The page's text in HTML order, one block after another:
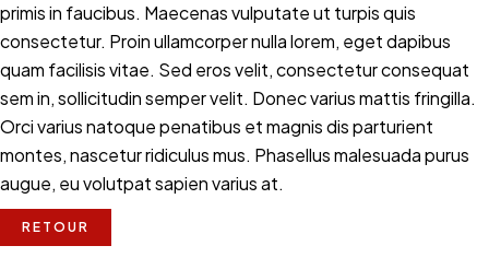
primis in faucibus. Maecenas vulputate ut turpis quis
consectetur. Proin ullamcorper nulla lorem, eget dapibus
quam facilisis vitae. Sed eros velit, consectetur consequat
sem in, sollicitudin semper velit. Donec varius mattis fringilla.
Orci varius natoque penatibus et magnis dis parturient
montes, nascetur ridiculus mus. Phasellus malesuada purus
augue, eu volutpat sapien varius at.
RETOUR